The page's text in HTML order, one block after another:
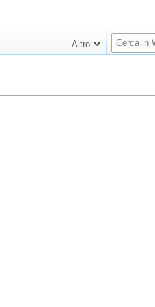
Altro
R
i
r